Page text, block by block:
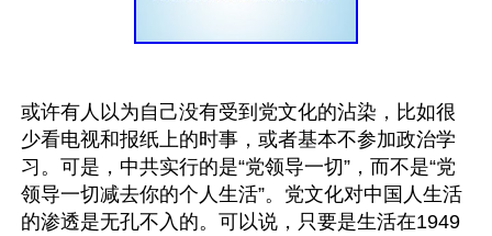
或许有人以为自己没有受到党文化的沾染，比如很
少看电视和报纸上的时事，或者基本不参加政治学
习。可是，中共实行的是“党领导一切”，而不是“党
领导一切减去你的个人生活”。党文化对中国人生活
的渗透是无孔不入的。可以说，只要是生活在1949